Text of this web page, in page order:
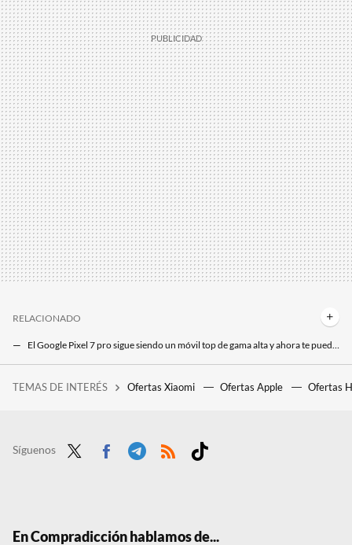
RELACIONADO
El Google Pixel 7 pro sigue siendo un móvil top de gama alta y ahora te puede salir por menos de 390 euros con este ofertón
TEMAS DE INTERÉS Ofertas Xiaomi Ofertas Apple Ofertas
Síguenos
En Compradicción hablamos de...